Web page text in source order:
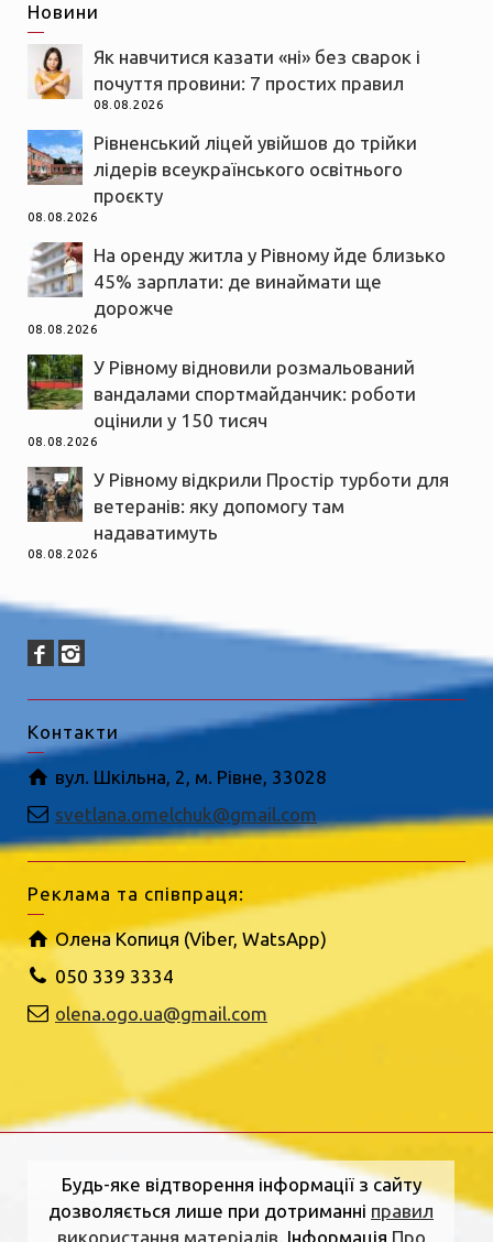
Новини
Як навчитися казати «ні» без сварок і
почуття провини: 7 простих правил
08.08.2026
Рівненський ліцей увійшов до трійки
лідерів всеукраїнського освітнього
проєкту
08.08.2026
На оренду житла у Рівному йде близько
45% зарплати: де винаймати ще
дорожче
08.08.2026
У Рівному відновили розмальований
вандалами спортмайданчик: роботи
оцінили у 150 тисяч
08.08.2026
У Рівному відкрили Простір турботи для
ветеранів: яку допомогу там
надаватимуть
08.08.2026
Контакти
вул. Шкільна, 2, м. Рівне, 33028
svetlana.omelchuk@gmail.com
Реклама та співпраця:
Олена Копиця (Viber, WatsApp)
050 339 3334
olena.ogo.ua@gmail.com
Будь-яке відтворення інформації з сайту
дозволяється лише при дотриманні правил
використання матеріалів . Інформація Про